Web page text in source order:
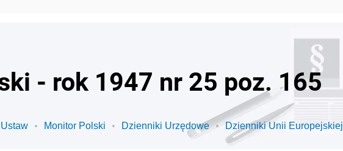
- rok 1947 nr 25 poz. 165
Monitor Polski Dzienniki Urzędowe Dzienniki Unii Europejskiej